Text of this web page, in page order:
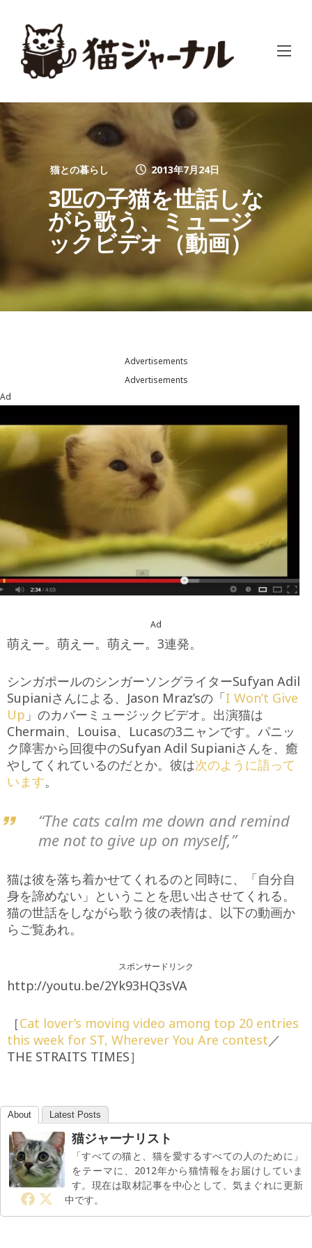
猫との暮らし 2013年7月24日
3匹の子猫を世話しな
がら歌う、ミュージ
ックビデオ（動画）
Advertisements
Advertisements
Ad
Ad
萌えー。萌えー。萌えー。3連発。
シンガポールのシンガーソングライターSufyan Adil
Supianiさんによる、Jason Mraz’sの「I Won’t Give
Up 」のカバーミュージックビデオ。出演猫は
Chermain、Louisa、Lucasの3ニャンです。パニッ
ク障害から回復中のSufyan Adil Supianiさんを、癒
やしてくれているのだとか。彼は次のように語って
います。
“The cats calm me down and remind
me not to give up on myself,”
猫は彼を落ち着かせてくれるのと同時に、「自分自
身を諦めない」ということを思い出させてくれる。
猫の世話をしながら歌う彼の表情は、以下の動画か
らご覧あれ。
スポンサードリンク
http://youtu.be/2Yk93HQ3sVA
［Cat lover’s moving video among top 20 entries
this week for ST, Wherever You Are contest／
THE STRAITS TIMES］
About Latest Posts
猫ジャーナリスト
「すべての猫と、猫を愛するすべての人のために」
をテーマに、2012年から猫情報をお届けしていま
す。現在は取材記事を中心として、気まぐれに更新
中です。